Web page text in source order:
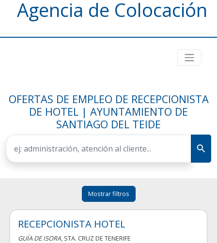
Agencia de Colocación
OFERTAS DE EMPLEO DE RECEPCIONISTA
DE HOTEL | AYUNTAMIENTO DE
SANTIAGO DEL TEIDE
Mostrar filtros
RECEPCIONISTA HOTEL
GUÍA DE ISORA, STA. CRUZ DE TENERIFE